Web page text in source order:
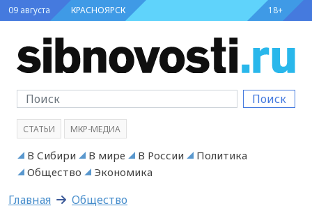
09 августа КРАСНОЯРСК 18+
Поиск
СТАТЬИ МКР-МЕДИА
В Сибири В мире В России
Политика
Общество
Экономика
Главная Общество